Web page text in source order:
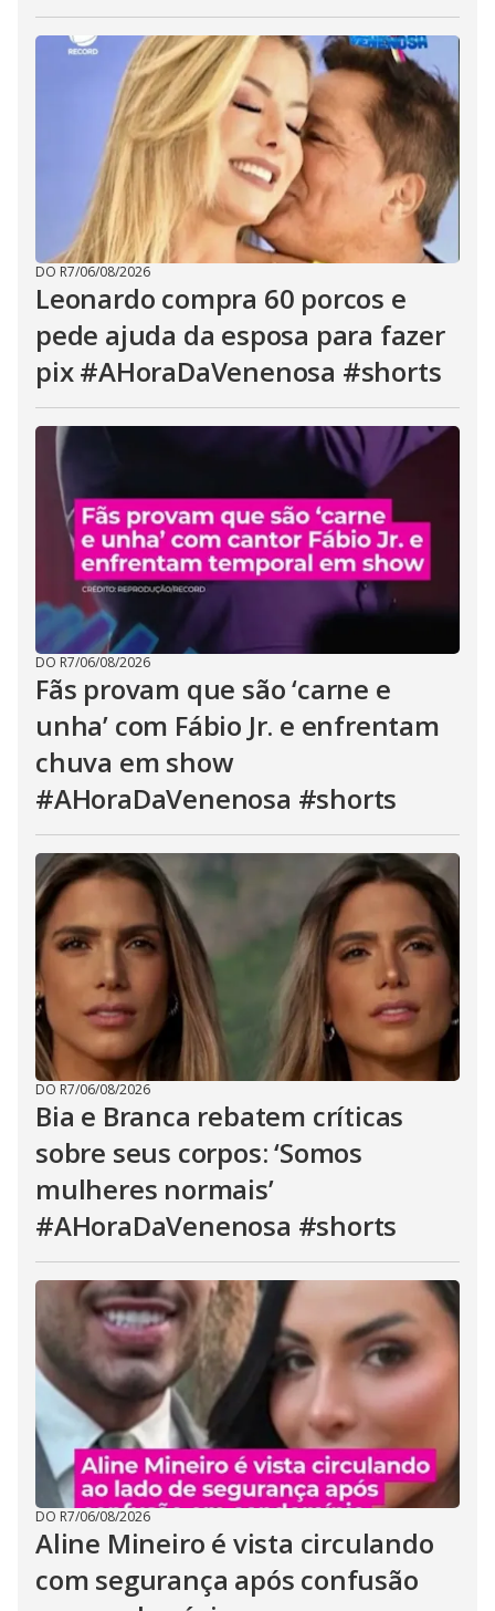
DO R7/06/08/2026
Leonardo compra 60 porcos e
pede ajuda da esposa para fazer
pix #AHoraDaVenenosa #shorts
DO R7/06/08/2026
Fãs provam que são ‘carne e
unha’ com Fábio Jr. e enfrentam
chuva em show
#AHoraDaVenenosa #shorts
DO R7/06/08/2026
Bia e Branca rebatem críticas
sobre seus corpos: ‘Somos
mulheres normais’
#AHoraDaVenenosa #shorts
DO R7/06/08/2026
Aline Mineiro é vista circulando
com segurança após confusão